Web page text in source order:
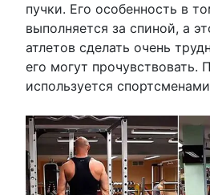
пучки. Его особенность в
выполняется за спиной, а
атлетов сделать очень
его могут прочувствовать.
используется